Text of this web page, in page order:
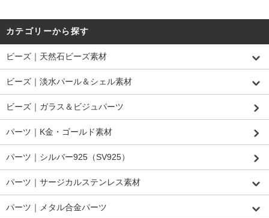
カテゴリーから探す
ビーズ｜天然石ビーズ素材
ビーズ｜淡水パール＆シェル素材
ビーズ｜ガラス＆ビジュパーツ
パーツ｜K金・ゴールド素材
パーツ｜シルバー925（SV925）
パーツ｜サージカルステンレス素材
パーツ｜メタル合金パーツ